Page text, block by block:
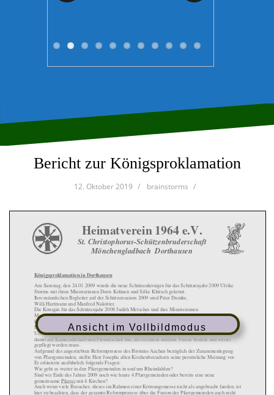
Bericht zur Königsproklamation
12. Oktober 2019 brainstorms
Ansicht im Vollbildmodus
Heimatverein 1964 e.V.
St. Christophorus-Schützenbruderschaft
Mönchengladbach Dorthausen
Königsproklamation in Dorthausen
Am Samstag, den 24.01.2009 wurde die neue Schützenkönigin für das Schützenjahr 2009 Ulrike
Storms mit ihren Ministerinnen Doris Kohnen und Silke Klütsch gekrönt.
Ihre männlichen Begleiter auf der Schützensaison 2009 sind Peter Dumke,
Willi Hartmann und Manfred Nakötter.
Die Königin für das Schützenjahr 2008 Judith Metsches und ihre Ministerinnen
Marion Heußen und Monika Offergeld mussten ihre Ämter abtreten.
Die Messe wurde durch unseren Pfarrer (ehemals Pfar
Herrn Harald Josephs durchgeführt.
Unser Pfarrer Josephs sprach die Wichtigkeit einer Bruderschaft bzw. eines Vereines an und deutete
damit auf Kameradschaft und Freundschaft hin, die in einem solchen Verein besteht und weiter
gepflegt werden muss.
Aufgrund des angestrebten Reformprozess des BistumsAachen bezüglich der Zusammenlegung
von Pfarrgemeinden, stellte Herr Josephs allen Kirchenbesuchern seine persönliche Meinung vor.
Er erläuterte ausführlich folgende Fragen:
Wie geht es weiter in den Pfarrgemeinden in und um Rheindahlen?
Sind wir Ende des Jahres 2009 noch wie heute 4 Pfarrgemeinden oder bereits eine neue
gemeinsame Pfarrei mit 4 Kirchen?
Auch wenn viele Besucher, dieses im Rahmen einer Krönungsmesse nicht als angebracht fanden, ist
hier zu beachten, dass der gesamte Reformprozess über die Fusion der Pfarrgemeinden auch nicht